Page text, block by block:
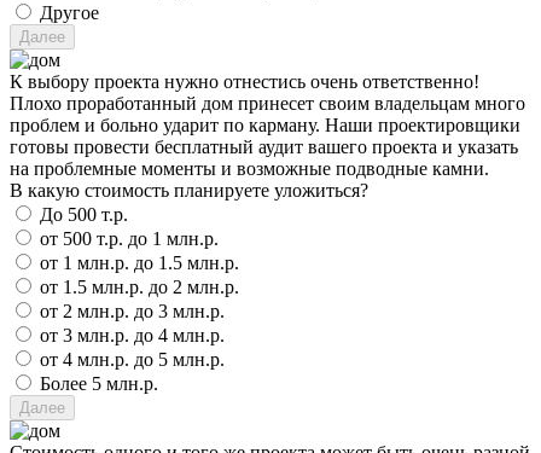
Другое
К выбору проекта нужно отнестись очень ответственно!
Плохо проработанный дом принесет своим владельцам много
проблем и больно ударит по карману. Наши проектировщики
готовы провести бесплатный аудит вашего проекта и указать
на проблемные моменты и возможные подводные камни.
В какую стоимость планируете уложиться?
До 500 т.р.
от 500 т.р. до 1 млн.р.
от 1 млн.р. до 1.5 млн.р.
от 1.5 млн.р. до 2 млн.р.
от 2 млн.р. до 3 млн.р.
от 3 млн.р. до 4 млн.р.
от 4 млн.р. до 5 млн.р.
Более 5 млн.р.